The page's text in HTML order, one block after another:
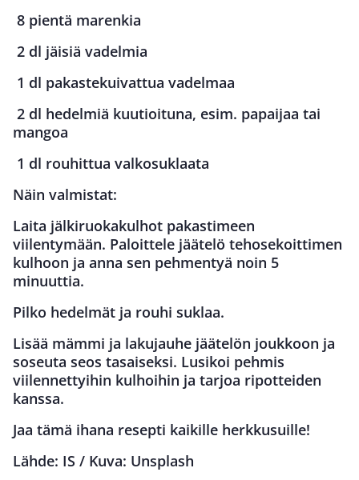
8 pientä marenkia
2 dl jäisiä vadelmia
1 dl pakastekuivattua vadelmaa
2 dl hedelmiä kuutioituna, esim. papaijaa tai
mangoa
1 dl rouhittua valkosuklaata
Näin valmistat:
Laita jälkiruokakulhot pakastimeen
viilentymään. Paloittele jäätelö tehosekoittimen
kulhoon ja anna sen pehmentyä noin 5
minuuttia.
Pilko hedelmät ja rouhi suklaa.
Lisää mämmi ja lakujauhe jäätelön joukkoon ja
soseuta seos tasaiseksi. Lusikoi pehmis
viilennettyihin kulhoihin ja tarjoa ripotteiden
kanssa.
Jaa tämä ihana resepti kaikille herkkusuille!
Lähde: IS / Kuva: Unsplash